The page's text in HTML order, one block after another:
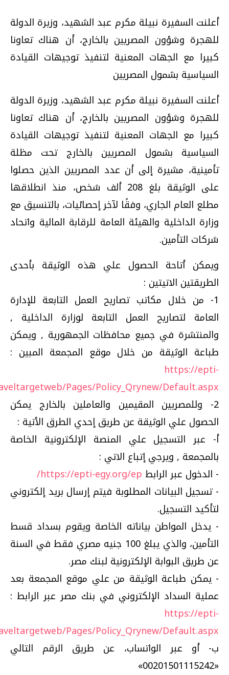
أعلنت السفيرة نبيلة مكرم عبد الشهيد، وزيرة الدولة
للهجرة وشؤون المصريين بالخارج، أن هناك تعاونا
كبيرا مع الجهات المعنية لتنفيذ توجيهات القيادة
السياسية بشمول المصريين
أعلنت السفيرة نبيلة مكرم عبد الشهيد، وزيرة الدولة
للهجرة وشؤون المصريين بالخارج، أن هناك تعاونا
كبيرا مع الجهات المعنية لتنفيذ توجيهات القيادة
السياسية بشمول المصريين بالخارج تحت مظلة
تأمينية، مشيرة إلى أن عدد المصريين الذين حصلوا
على الوثيقة بلغ 208 ألف شخص، منذ انطلاقها
مطلع العام الجاري، وفقًا لآخر إحصائيات، بالتنسيق مع
وزارة الداخلية والهيئة العامة للرقابة المالية واتحاد
شركات التأمين.
ويمكن أتاحة الحصول علي هذه الوثيقة بأحدى
الطريقتين الاتيتين :
1- من خلال مكاتب تصاريح العمل التابعة للإدارة
العامة لتصاريح العمل التابعة لوزارة الداخلية ,
والمنتشرة في جميع محافظات الجمهورية , ويمكن
طباعة الوثيقة من خلال موقع المجمعة المبين :
https://epti-
Pages/Policy_Qrynew/Default.aspx
2- وللمصريين المقيمين والعاملين بالخارج يمكن
الحصول علي الوثيقة عن طريق إحدي الطرق الأتية :
أ‌- عبر التسجيل علي المنصة الإلكترونية الخاصة
بالمجمعة , ويرجي إتباع الاتي :
- الدخول عبر الرابط https://epti-egy.org/ep/
- تسجيل البيانات المطلوبة فيتم إرسال بريد إلكتروني
لتأكيد التسجيل.
- يدخل المواطن بياناته الخاصة ويقوم بسداد قسط
التأمين، والذي يبلغ 100 جنيه مصري فقط في السنة
عن طريق البوابة الإلكترونية لبنك مصر.
- يمكن طباعة الوثيقة من علي موقع المجمعة بعد
عملية السداد الإلكتروني في بنك مصر عبر الرابط :
https://epti-
Pages/Policy_Qrynew/Default.aspx
ب‌- أو عبر الواتساب، عن طريق الرقم التالي
«00201501115242»